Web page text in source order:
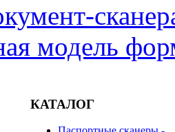
модель
КАТАЛОГ